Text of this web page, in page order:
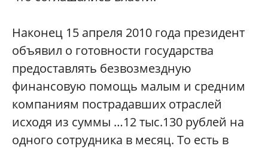
Наконец 15 апреля 2010 года президент
объявил о готовности государства
предоставлять безвозмездную
финансовую помощь малым и средним
компаниям пострадавших отраслей
исходя из суммы …12 тыс.130 рублей на
одного сотрудника в месяц. То есть в